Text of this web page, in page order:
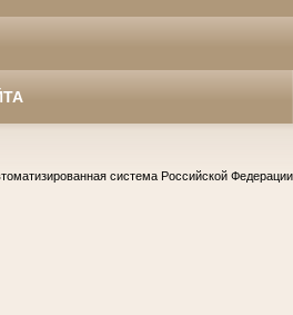
система Российской